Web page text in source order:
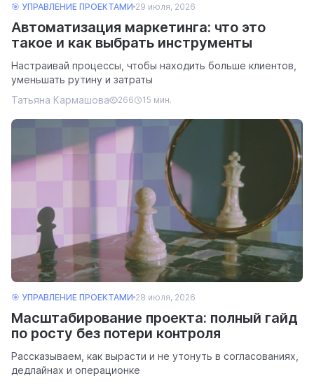
🎯 УПРАВЛЕНИЕ ПРОЕКТАМИ 29 июля, 2026
Автоматизация маркетинга: что это
такое и как выбрать инструменты
Настраивай процессы, чтобы находить больше клиентов,
уменьшать рутину и затраты
Татьяна Кармашова
266 15 мин.
🎯 УПРАВЛЕНИЕ ПРОЕКТАМИ 28 июля, 2026
Масштабирование проекта: полный гайд
по росту без потери контроля
Рассказываем, как вырасти и не утонуть в согласованиях,
дедлайнах и операционке